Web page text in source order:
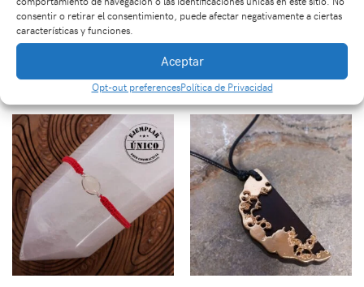
consentir o retirar el consentimiento, puede afectar negativamente a ciertas
características y funciones.
Aceptar
Opt-out preferencesPolítica de Privacidad
Dije en Plata con Piedra
$130,000
Dije en Ébano
$35,000